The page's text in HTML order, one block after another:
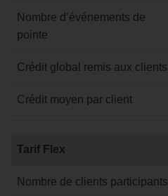
Nombre d’événements de
pointe
Crédit global remis aux clients
Crédit moyen par client
Flex
Tarif Flex
Nombre de clients participants